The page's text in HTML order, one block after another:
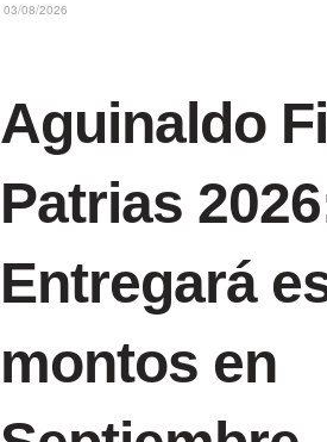
03/08/2026
Aguinaldo
Patrias
Entregará
montos en